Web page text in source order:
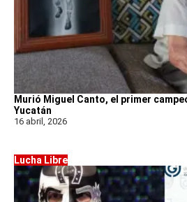
Murió Miguel Canto, el primer
Yucatán
16 abril, 2026
Lucha Libre